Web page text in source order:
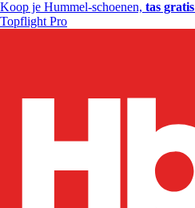
Koop je Hummel-schoenen, tas gratis
Topflight Pro